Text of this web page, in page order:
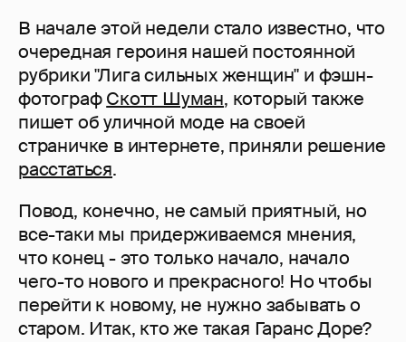
В начале этой недели стало известно, что
очередная героиня нашей постоянной
рубрики "Лига сильных женщин" и фэшн-
фотографСкотт Шуман, который также
пишет об уличной моде на своей
страничке в интернете, приняли решение
расстаться.
Повод, конечно, не самый приятный, но
все-таки мы придерживаемся мнения,
что конец - это только начало, начало
чего-то нового и прекрасного! Но чтобы
перейти к новому, не нужно забывать о
старом. Итак, кто же такая Гаранс Доре?